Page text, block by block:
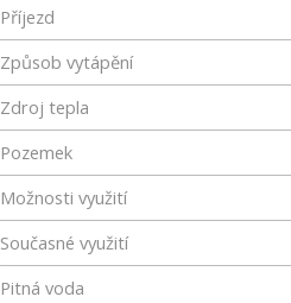
Příjezd
Způsob vytápění
Zdroj tepla
Pozemek
Možnosti využití
Současné využití
Pitná voda